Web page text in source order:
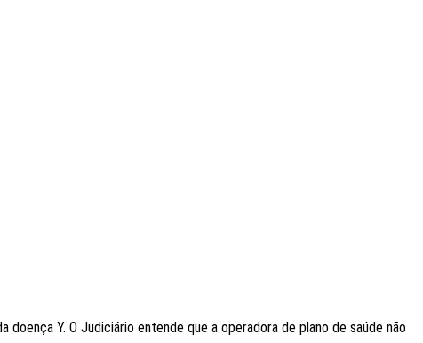
Y. O Judiciário entende que a operadora de plano de saúde não